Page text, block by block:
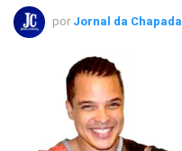
por Jornal da Chapada